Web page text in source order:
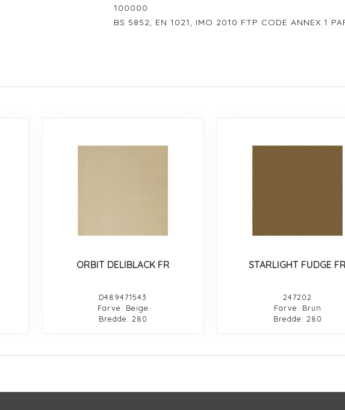
100000
BS 5852, EN 1021, IMO 2010 FTP CODE ANNEX 1
ORBIT DELIBLACK FR
D489471543
Farve: Beige
Bredde: 280
STARLIGHT FUDGE
247202
Farve: Brun
Bredde: 280